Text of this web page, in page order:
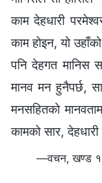
काम देहधारी
काम होइन, यो
पनि देहगत मानिस
मानव मन हुनैपर्छ,
मनसहितको
कामको सार,
—वचन, खण्ड १।